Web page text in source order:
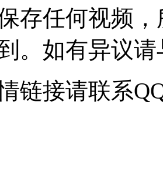
存任何视频
。如有异议
链接请联系